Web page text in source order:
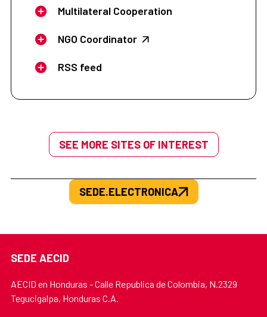
Multilateral Cooperation
NGO Coordinator
RSS feed
SEE MORE SITES OF INTEREST
SEDE.ELECTRONICA
SEDE AECID
AECID en Honduras - Calle Republica de Colombia, N.2329
Tegucigalpa, Honduras C.A.